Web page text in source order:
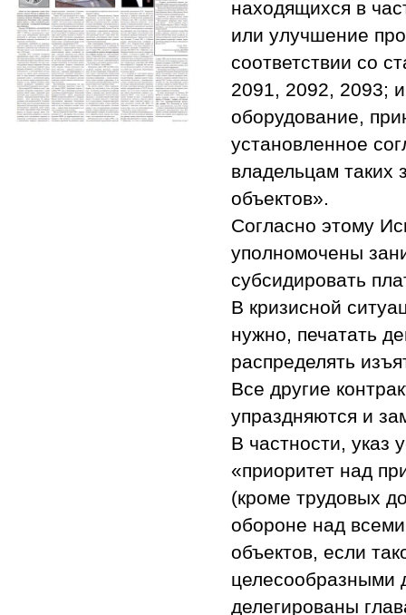
находящихся в
или улучшение
соответствии со
2091, 2092, 2093;
оборудование,
установленное
владельцам
объектов».
Согласно этому
уполномочены
субсидировать
В кризисной
нужно, печатать
распределять
Все другие
упраздняются и
В частности, указ
«приоритет над
(кроме трудовых
обороне над
объектов, если
целесообразными
делегированы